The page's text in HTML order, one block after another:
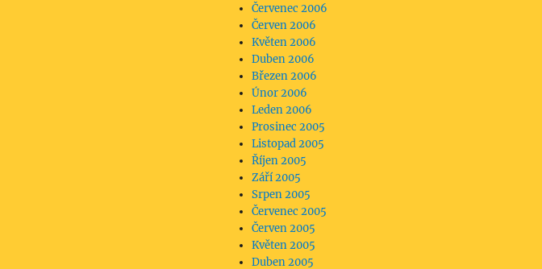
Červenec 2006
Červen 2006
Květen 2006
Duben 2006
Březen 2006
Únor 2006
Leden 2006
Prosinec 2005
Listopad 2005
Říjen 2005
Září 2005
Srpen 2005
Červenec 2005
Červen 2005
Květen 2005
Duben 2005